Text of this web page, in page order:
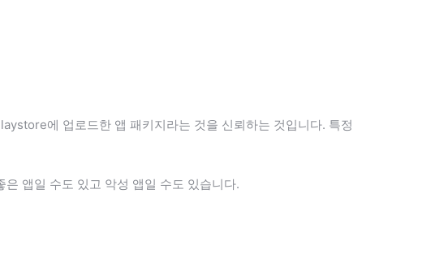
에 업로드한 앱 패키지라는 것을 신뢰하는 것입니다. 특정
앱일 수도 있고 악성 앱일 수도 있습니다.